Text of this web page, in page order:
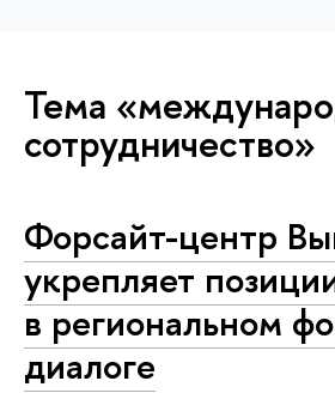
Тема
сотрудничество»
Форсайт-центр
укрепляет
в региональном
диалоге